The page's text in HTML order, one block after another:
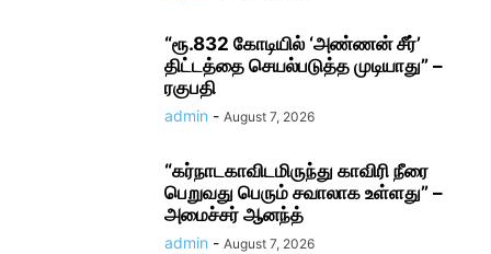
“ரூ.832 கோடியில் ‘அண்ணன் சீர்’
திட்டத்தை செயல்படுத்த முடியாது” –
ரகுபதி
admin - August 7, 2026
“கர்நாடகாவிடமிருந்து காவிரி நீரை
பெறுவது பெரும் சவாலாக உள்ளது” –
அமைச்சர் ஆனந்த்
admin - August 7, 2026